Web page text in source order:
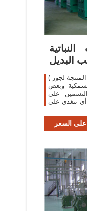
البديل
( ففي ماليزيا مثلا وأغلب دول شرق آسيا المنتجة لجوز
وبعض
على
تتغذى على
السعر